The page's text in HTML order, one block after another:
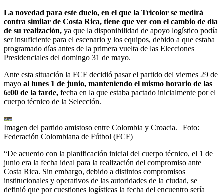
La novedad para este duelo, en el que la Tricolor se medirá
contra similar de Costa Rica, tiene que ver con el cambio de día
de su realización, ya que la disponibilidad de apoyo logístico podía
ser insuficiente para el escenario y los equipos, debido a que estaba
programado días antes de la primera vuelta de las Elecciones
Presidenciales del domingo 31 de mayo.
Ante esta situación la FCF decidió pasar el partido del viernes 29 de
mayo al lunes 1 de junio, manteniendo el mismo horario de las
6:00 de la tarde, fecha en la que estaba pactado inicialmente por el
cuerpo técnico de la Selección.
Imagen del partido amistoso entre Colombia y Croacia. | Foto:
Federación Colombiana de Fútbol (FCF)
“De acuerdo con la planificación inicial del cuerpo técnico, el 1 de
junio era la fecha ideal para la realización del compromiso ante
Costa Rica. Sin embargo, debido a distintos compromisos
institucionales y operativos de las autoridades de la ciudad, se
definió que por cuestiones logísticas la fecha del encuentro sería